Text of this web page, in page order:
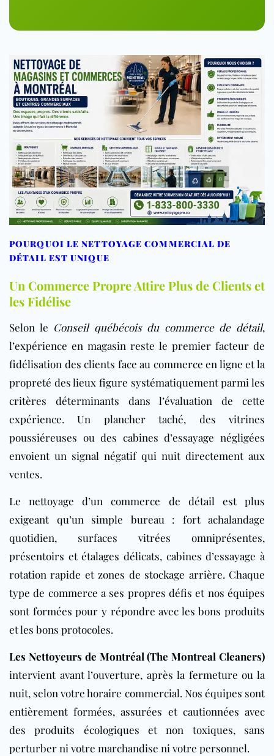
POURQUOI LE NETTOYAGE COMMERCIAL DE
DÉTAIL EST UNIQUE
Un Commerce Propre Attire Plus de Clients et
les Fidélise
Selon le Conseil québécois du commerce de détail,
l’expérience en magasin reste le premier facteur de
fidélisation des clients face au commerce en ligne et la
propreté des lieux figure systématiquement parmi les
critères déterminants dans l’évaluation de cette
expérience. Un plancher taché, des vitrines
poussiéreuses ou des cabines d’essayage négligées
envoient un signal négatif qui nuit directement aux
ventes.
Le nettoyage d’un commerce de détail est plus
exigeant qu’un simple bureau : fort achalandage
quotidien, surfaces vitrées omniprésentes,
présentoirs et étalages délicats, cabines d’essayage à
rotation rapide et zones de stockage arrière. Chaque
type de commerce a ses propres défis et nos équipes
sont formées pour y répondre avec les bons produits
et les bons protocoles.
Les Nettoyeurs de Montréal (The Montreal Cleaners)
intervient avant l’ouverture, après la fermeture ou la
nuit, selon votre horaire commercial. Nos équipes sont
entièrement formées, assurées et cautionnées avec
des produits écologiques et non toxiques, sans
perturber ni votre marchandise ni votre personnel.